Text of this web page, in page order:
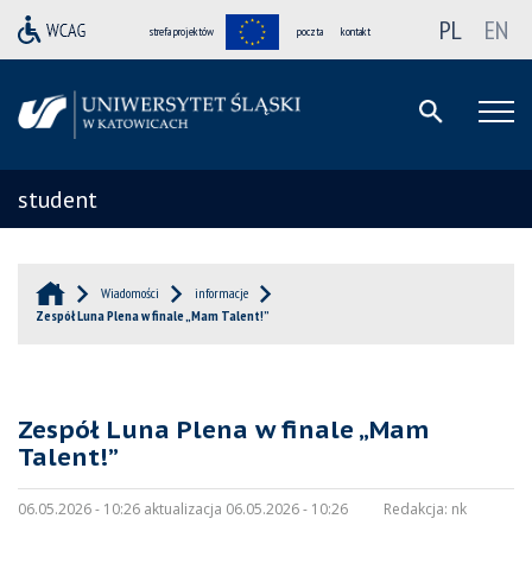
strefa projektów poczta kontakt PL EN
student
Wiadomości
informacje
Zespół Luna Plena w finale „Mam Talent!”
Zespół Luna Plena w finale „Mam
Talent!”
06.05.2026 - 10:26 aktualizacja 06.05.2026 - 10:26 Redakcja: nk